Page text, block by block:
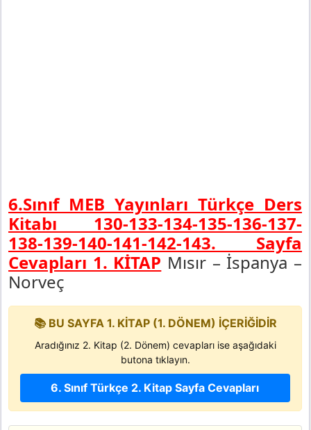
6.Sınıf MEB Yayınları Türkçe Ders
Kitabı 130-133-134-135-136-137-
138-139-140-141-142-143. Sayfa
Cevapları 1. KİTAP Mısır – İspanya –
Norveç
📚 BU SAYFA 1. KİTAP (1. DÖNEM) İÇERİĞİDİR
Aradığınız 2. Kitap (2. Dönem) cevapları ise aşağıdaki
butona tıklayın.
6. Sınıf Türkçe 2. Kitap Sayfa Cevapları